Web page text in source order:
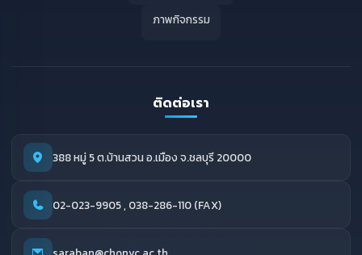
ภาพกิจกรรม
ติดต่อเรา
388 หมู่ 5 ต.บ้านสวน อ.เมือง จ.ชลบุรี 20000
02-023-9905 , 038-286-110 (FAX)